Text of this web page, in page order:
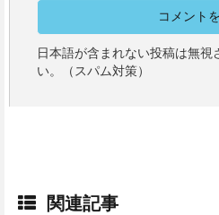
日本語が含まれない投稿は無視
い。（スパム対策）
関連記事